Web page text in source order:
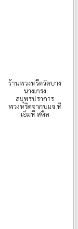
ร้านพวงหรีดวัดบาง
นางเกรง
สมุทรปราการ
พวงหรีดจากบมจ.ที
เอ็มที สตีล